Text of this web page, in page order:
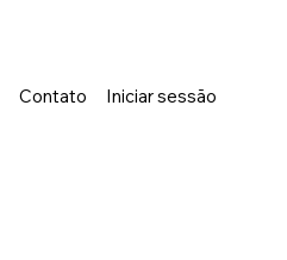
Contato Iniciar sessão